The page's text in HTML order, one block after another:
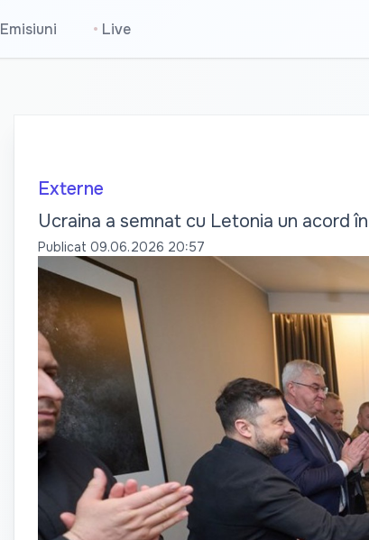
Emisiuni • Live
Externe
Ucraina a semnat cu Letonia un acord
Publicat 09.06.2026 20:57